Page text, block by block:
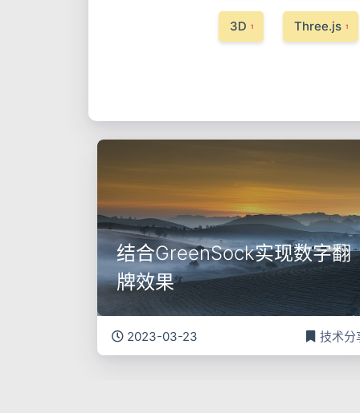
3D 1 Three.js 1
结合GreenSock实现数字翻
牌效果
2023-03-23 技术分